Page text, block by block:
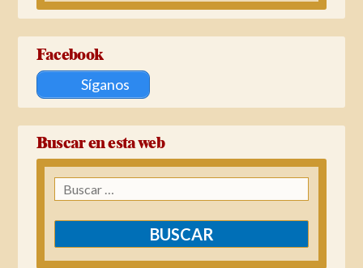
Facebook
Síganos
Buscar en esta web
Buscar: